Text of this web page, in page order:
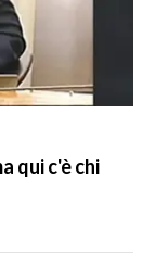
qui c'è chi